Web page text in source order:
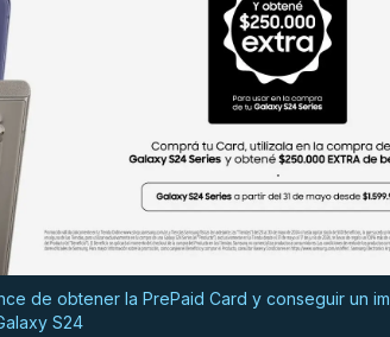
de obtener la PrePaid Card y conseguir un
S24